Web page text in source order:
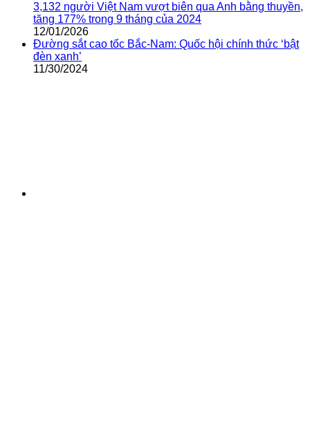
3,132 người Việt Nam vượt biên qua Anh bằng thuyền,
tăng 177% trong 9 tháng của 2024
12/01/2026
Đường sắt cao tốc Bắc-Nam: Quốc hội chính thức ‘bật
đèn xanh’
11/30/2024